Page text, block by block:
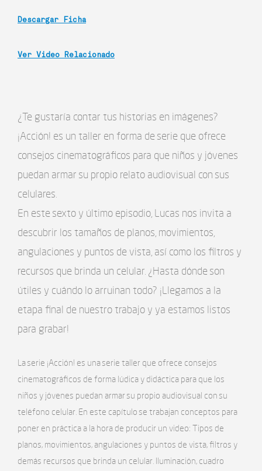
Descargar Ficha
Ver Video Relacionado
¿Te gustaría contar tus historias en imágenes?
¡Acción! es un taller en forma de serie que ofrece
consejos cinematográficos para que niños y jóvenes
puedan armar su propio relato audiovisual con sus
celulares.
En este sexto y último episodio, Lucas nos invita a
descubrir los tamaños de planos, movimientos,
angulaciones y puntos de vista, así como los filtros y
recursos que brinda un celular. ¿Hasta dónde son
útiles y cuándo lo arruinan todo? ¡Llegamos a la
etapa final de nuestro trabajo y ya estamos listos
para grabar!
La serie ¡Acción! es una serie taller que ofrece consejos
cinematográficos de forma lúdica y didáctica para que los
niños y jóvenes puedan armar su propio audiovisual con su
teléfono celular. En este capítulo se trabajan conceptos para
poner en práctica a la hora de producir un video: Tipos de
planos, movimientos, angulaciones y puntos de vista, filtros y
demás recursos que brinda un celular. Iluminación, cuadro